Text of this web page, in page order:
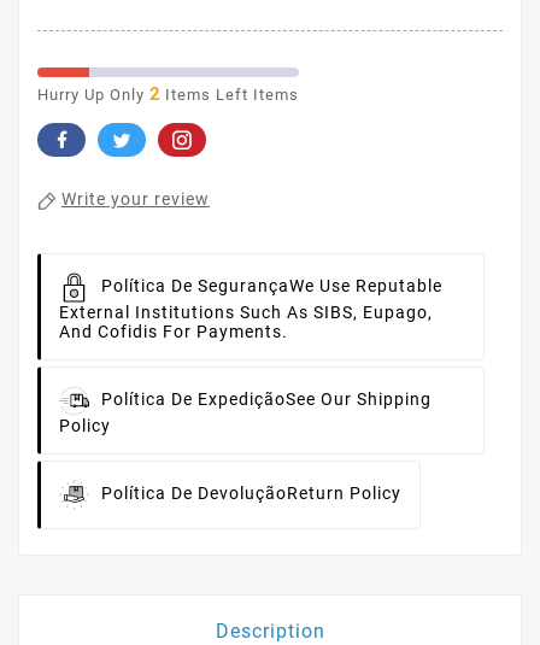
Hurry Up Only 2 Items Left Items
Write your review
Política De SegurançaWe Use Reputable
External Institutions Such As SIBS, Eupago,
And Cofidis For Payments.
Política De ExpediçãoSee Our Shipping
Policy
Política De DevoluçãoReturn Policy
Description